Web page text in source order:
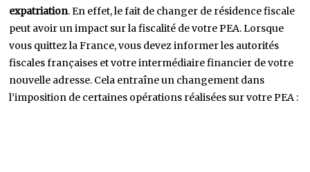
expatriation. En effet, le fait de changer de résidence fiscale
peut avoir un impact sur la fiscalité de votre PEA. Lorsque
vous quittez la France, vous devez informer les autorités
fiscales françaises et votre intermédiaire financier de votre
nouvelle adresse. Cela entraîne un changement dans
l’imposition de certaines opérations réalisées sur votre PEA :